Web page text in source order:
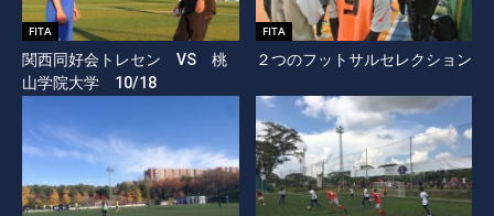
FITA
関西同好会トレセン VS 桃
山学院大学 10/18
FITA
２つのフットサルセレクション